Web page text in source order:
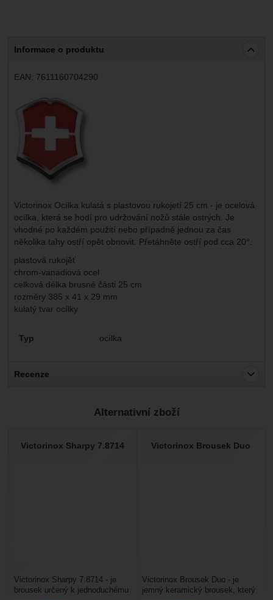
konkrétní uživatele našeho webu.
abychom vám mohli zobrazit vhodné obsahy nebo reklamy
Informace o produktu
EAN: 7611160704290
Výrobce:
Victorinox Ocílka kulatá s plastovou rukojetí 25 cm - je ocelová
ocílka, která se hodí pro udržování nožů stále ostrých. Je
vhodné po každém použití nebo případně jednou za čas
několika tahy ostří opět obnovit. Přetáhněte ostří pod cca 20°.
plastová rukojěť
chrom-vanadiová ocel
celková délka brusné části 25 cm
rozměry 385 x 41 x 29 mm
kulatý tvar ocílky
Parametry
Typ ocílka
Recenze
Nebyla přidána žádná recenze.
Alternativní zboží
Victorinox Sharpy 7.8714
Victorinox Sharpy 7.8714 - je
brousek určený k jednoduchému
Victorinox Brousek Duo
Victorinox Brousek Duo - je
jemný keramický brousek, který